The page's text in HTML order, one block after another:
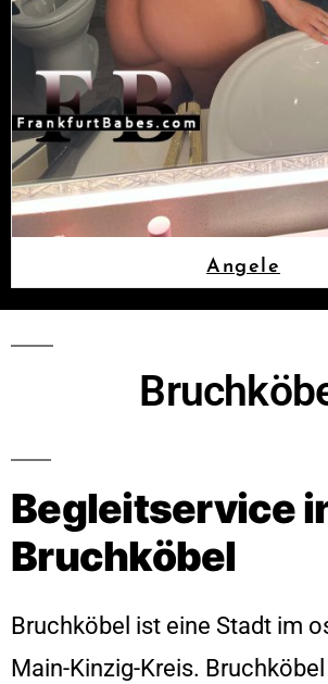
Angele
Begleitservice
Bruchköbel
Bruchköbel ist eine Stadt im
Main-Kinzig-Kreis.